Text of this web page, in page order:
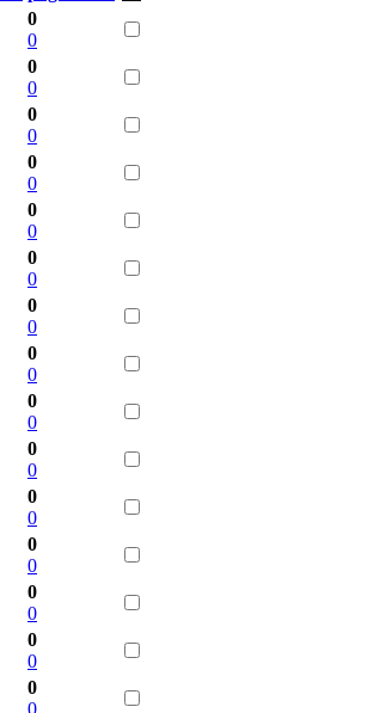
0
0
0
0
0
0
0
0
0
0
0
0
0
0
0
0
0
0
0
0
0
0
0
0
0
0
0
0
0
0